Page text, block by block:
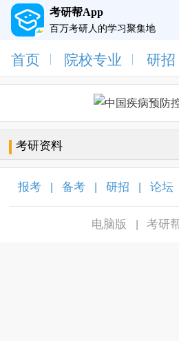
考研帮App
百万考研人的学习聚集地
首页 院校专业 研招
考研资料
报考 备考 研招 论坛
电脑版 考研